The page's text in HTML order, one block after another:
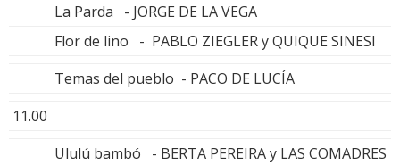
La Parda - JORGE DE LA VEGA
Flor de lino - PABLO ZIEGLER y QUIQUE SINESI
Temas del pueblo - PACO DE LUCÍA
11.00
Ululú bambó - BERTA PEREIRA y LAS COMADRES